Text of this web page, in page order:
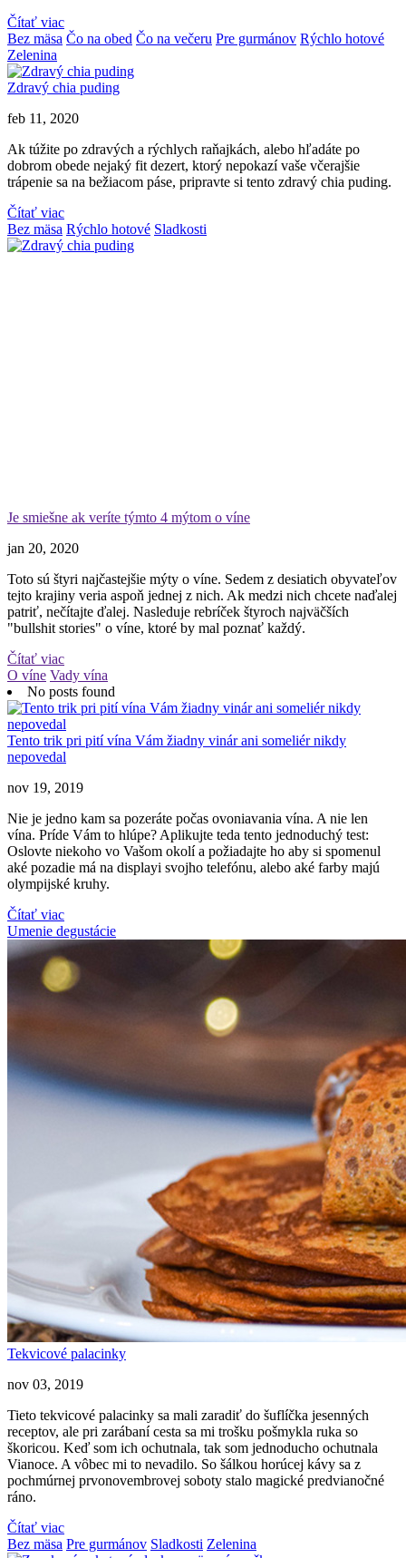
Čítať viac
Bez mäsa Čo na obed Čo na večeru Pre gurmánov Rýchlo hotové
Zelenina
Zdravý chia puding
feb 11, 2020
Ak túžite po zdravých a rýchlych raňajkách, alebo hľadáte po
dobrom obede nejaký fit dezert, ktorý nepokazí vaše včerajšie
trápenie sa na bežiacom páse, pripravte si tento zdravý chia puding.
Čítať viac
Bez mäsa Rýchlo hotové Sladkosti
Je smiešne ak veríte týmto 4 mýtom o víne
jan 20, 2020
Toto sú štyri najčastejšie mýty o víne. Sedem z desiatich obyvateľov
tejto krajiny veria aspoň jednej z nich. Ak medzi nich chcete naďalej
patriť, nečítajte ďalej. Nasleduje rebríček štyroch najväčších
"bullshit stories" o víne, ktoré by mal poznať každý.
Čítať viac
O víne Vady vína
No posts found
Tento trik pri pití vína Vám žiadny vinár ani someliér nikdy
nepovedal
nov 19, 2019
Nie je jedno kam sa pozeráte počas ovoniavania vína. A nie len
vína. Príde Vám to hlúpe? Aplikujte teda tento jednoduchý test:
Oslovte niekoho vo Vašom okolí a požiadajte ho aby si spomenul
aké pozadie má na displayi svojho telefónu, alebo aké farby majú
olympijské kruhy.
Čítať viac
Umenie degustácie
Tekvicové palacinky
nov 03, 2019
Tieto tekvicové palacinky sa mali zaradiť do šuflíčka jesenných
receptov, ale pri zarábaní cesta sa mi trošku pošmykla ruka so
škoricou. Keď som ich ochutnala, tak som jednoducho ochutnala
Vianoce. A vôbec mi to nevadilo. So šálkou horúcej kávy sa z
pochmúrnej prvonovembrovej soboty stalo magické predvianočné
ráno.
Čítať viac
Bez mäsa Pre gurmánov Sladkosti Zelenina